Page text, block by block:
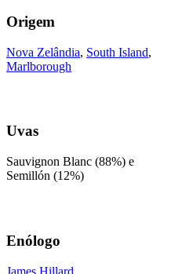
Origem
Nova Zelândia, South Island,
Marlborough
Uvas
Sauvignon Blanc (88%) e
Semillón (12%)
Enólogo
James Hillard